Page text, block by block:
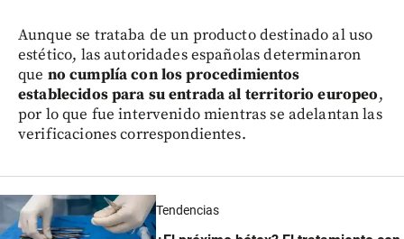
Aunque se trataba de un producto destinado al uso
estético, las autoridades españolas determinaron
que no cumplía con los procedimientos
establecidos para su entrada al territorio europeo,
por lo que fue intervenido mientras se adelantan las
verificaciones correspondientes.
Tendencias